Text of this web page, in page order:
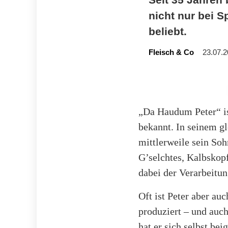
nicht nur bei
beliebt.
Fleisch & Co
„Da Haudum
bekannt. In seinem
mittlerweile sein
G’selchtes,
dabei der
Oft ist Peter aber
produziert – und